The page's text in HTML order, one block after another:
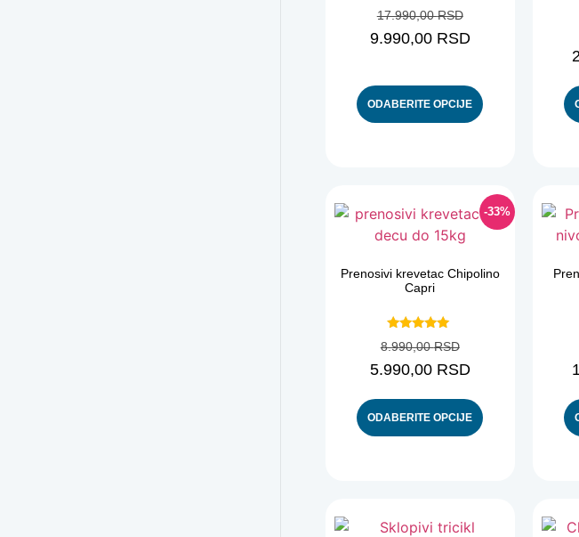
Ocenjeno
sa
4.20
od 5
17.990,00RSD
9.990,00 RSD
ODABERITE OPCIJE
-33%
Prenosivi krevetac Chipolino
Capri
Ocenjeno
sa
4.78
od 5
8.990,00RSD
5.990,00 RSD
ODABERITE OPCIJE